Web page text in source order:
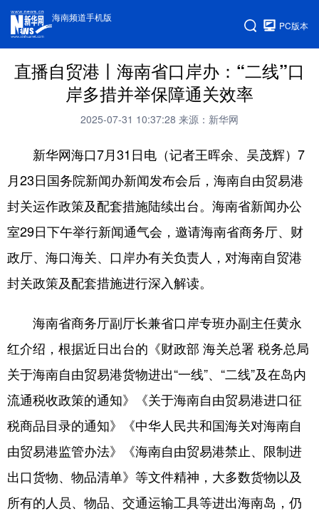
海南频道手机版
PC版本
直播自贸港丨海南省口岸办：“二线”口
岸多措并举保障通关效率
2025-07-31 10:37:28 来源：新华网
新华网海口7月31日电（记者王晖余、吴茂辉）7
月23日国务院新闻办新闻发布会后，海南自由贸易港
封关运作政策及配套措施陆续出台。海南省新闻办公
室29日下午举行新闻通气会，邀请海南省商务厅、财
政厅、海口海关、口岸办有关负责人，对海南自贸港
封关政策及配套措施进行深入解读。
海南省商务厅副厅长兼省口岸专班办副主任黄永
红介绍，根据近日出台的《财政部 海关总署 税务总局
关于海南自由贸易港货物进出“一线”、“二线”及在岛内
流通税收政策的通知》《关于海南自由贸易港进口征
税商品目录的通知》《中华人民共和国海关对海南自
由贸易港监管办法》《海南自由贸易港禁止、限制进
出口货物、物品清单》等文件精神，大多数货物以及
所有的人员、物品、交通运输工具等进出海南岛，仍